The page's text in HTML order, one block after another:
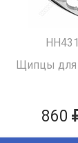
HH431
Щипцы для
860